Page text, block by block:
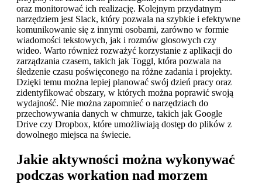
oraz monitorować ich realizację. Kolejnym przydatnym
narzędziem jest Slack, który pozwala na szybkie i efektywne
komunikowanie się z innymi osobami, zarówno w formie
wiadomości tekstowych, jak i rozmów głosowych czy
wideo. Warto również rozważyć korzystanie z aplikacji do
zarządzania czasem, takich jak Toggl, która pozwala na
śledzenie czasu poświęconego na różne zadania i projekty.
Dzięki temu można lepiej planować swój dzień pracy oraz
zidentyfikować obszary, w których można poprawić swoją
wydajność. Nie można zapomnieć o narzędziach do
przechowywania danych w chmurze, takich jak Google
Drive czy Dropbox, które umożliwiają dostęp do plików z
dowolnego miejsca na świecie.
Jakie aktywności można wykonywać
podczas workation nad morzem